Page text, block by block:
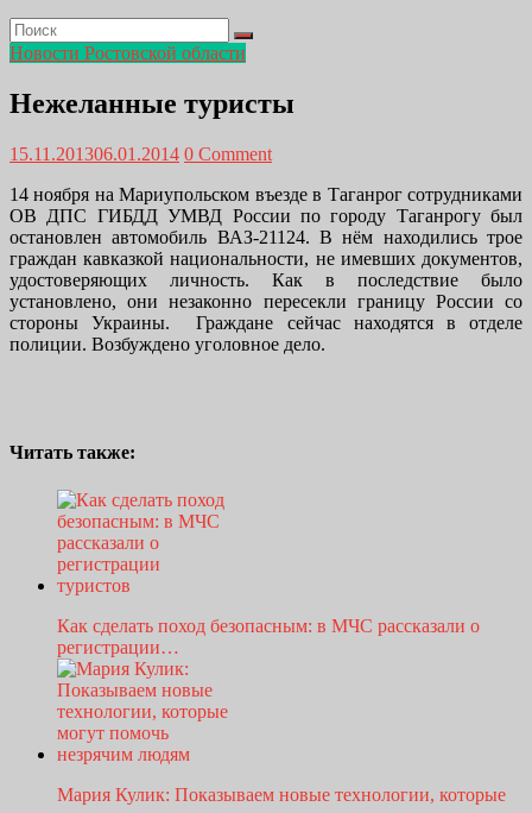
Новости Ростовской области
Нежеланные туристы
15.11.201306.01.2014 0 Comment
14 ноября на Мариупольском въезде в Таганрог сотрудниками
ОВ ДПС ГИБДД УМВД России по городу Таганрогу был
остановлен автомобиль ВАЗ-21124. В нём находились трое
граждан кавказкой национальности, не имевших документов,
удостоверяющих личность. Как в последствие было
установлено, они незаконно пересекли границу России со
стороны Украины. Граждане сейчас находятся в отделе
полиции. Возбуждено уголовное дело.
Читать также:
Как сделать поход безопасным: в МЧС рассказали о
регистрации…
Мария Кулик: Показываем новые технологии, которые